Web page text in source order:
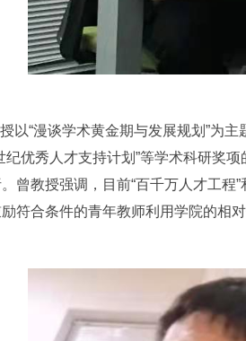
以“漫谈学术黄金期与发展规划”为主
纪优秀人才支持计划”等学术科研奖
曾教授强调，目前“百千万人才工程
符合条件的青年教师利用学院的相